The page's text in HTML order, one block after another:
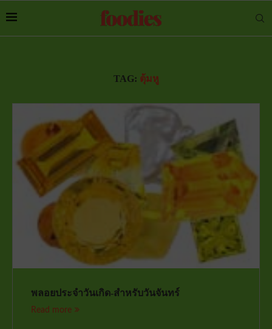
TAG: ตุ้มหู
พลอยประจำวันเกิด-สำหรับวันจันทร์
Read more